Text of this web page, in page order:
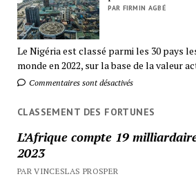
PAR FIRMIN AGBÉ
Le Nigéria est classé parmi les 30 pays
monde en 2022, sur la base de la valeur
Commentaires sont désactivés
CLASSEMENT DES FORTUNES
L’Afrique compte 19
2023
PAR VINCESLAS PROSPER